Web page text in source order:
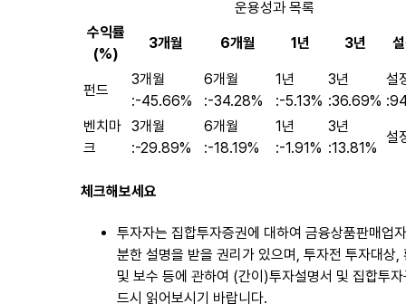
운용성과 목록
수익률
(%)
3개월 6개월 1년 3년
펀드
3개월
:-45.66%
6개월
:-34.28%
1년
:-5.13%
3년
:36.69%
설
:
벤치마
크
3개월
:-29.89%
6개월
:-18.19%
1년
:-1.91%
3년
:13.81%
설
체크해보세요
투자자는 집합투자증권에 대하여 금융상품판매업
분한 설명을 받을 권리가 있으며, 투자전 투자대상,
및 보수 등에 관하여 (간이)투자설명서 및 집합투
드시 읽어보시기 바랍니다.